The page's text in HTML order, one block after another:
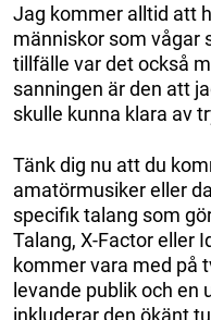
Jag kommer alltid att
människor som vågar
tillfälle var det också
sanningen är den att
skulle kunna klara av
Tänk dig nu att du
amatörmusiker eller
specifik talang som
Talang, X-Factor eller
kommer vara med på
levande publik och en
inkluderar den ökänt